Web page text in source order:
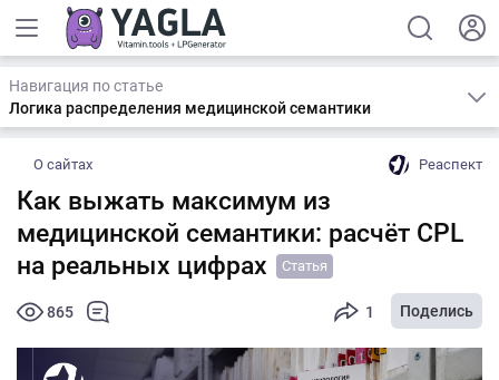
Навигация по статье
Логика распределения медицинской семантики
О сайтах Реаспект
Как выжать максимум из
медицинской семантики: расчёт CPL
на реальных цифрах
Статья
865 1 Поделись